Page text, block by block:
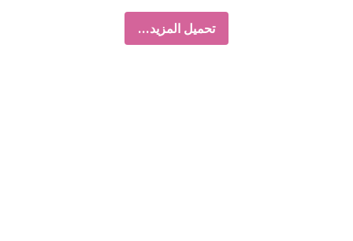
تحميل المزيد...